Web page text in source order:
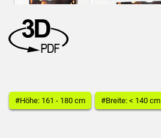
#Höhe: 161 - 180 cm #Breite: < 140 cm